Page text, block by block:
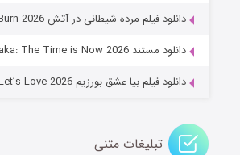
دانلود فیلم مرده شیطانی در آتش Evil Dead Burn 2026
دانلود مستند Bukayo Saka: The Time is Now 2026
دانلود فیلم بیا عشق بورزیم Let’s Love 2026
تبلیغات متنی